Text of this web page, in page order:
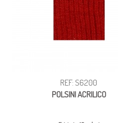
REF: S6200
POLSINI ACRILICO